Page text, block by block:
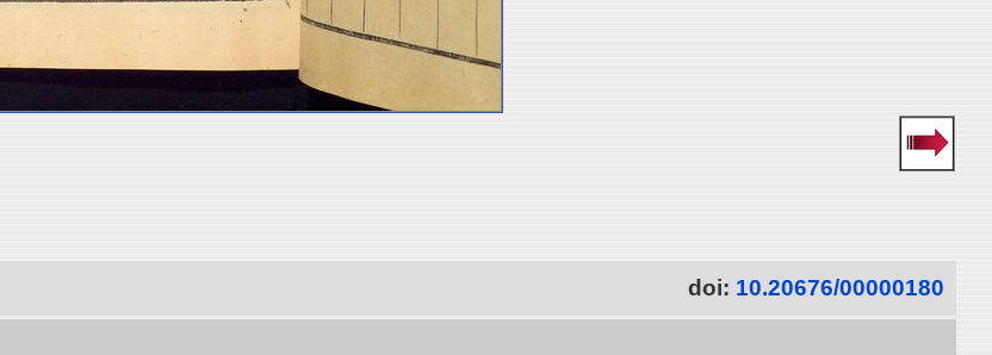
doi: 10.20676/00000180